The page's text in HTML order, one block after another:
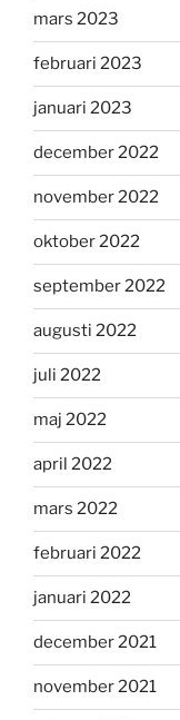
mars 2023
februari 2023
januari 2023
december 2022
november 2022
oktober 2022
september 2022
augusti 2022
juli 2022
maj 2022
april 2022
mars 2022
februari 2022
januari 2022
december 2021
november 2021